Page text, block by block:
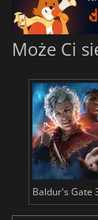
Może Ci
Baldur's Gate